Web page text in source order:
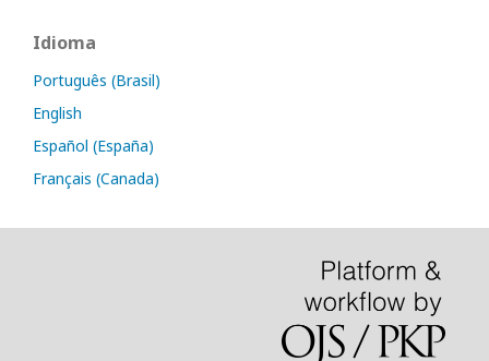
Idioma
Português (Brasil)
English
Español (España)
Français (Canada)